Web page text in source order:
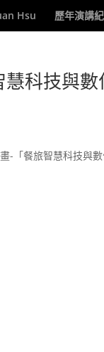
Hsu 歷年演講
科技與
-「餐旅智慧科技與